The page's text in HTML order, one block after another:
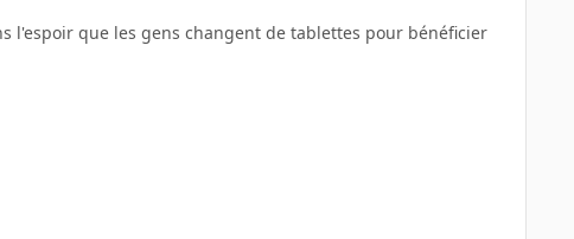
l'espoir que les gens changent de tablettes pour bénéficier